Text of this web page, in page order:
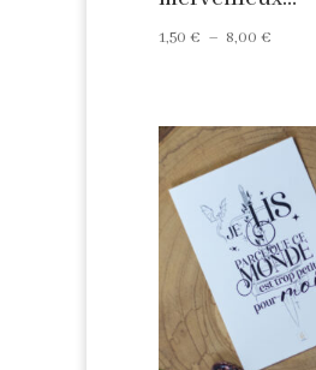
1,50 € – 8,00 €
à
8,00 €